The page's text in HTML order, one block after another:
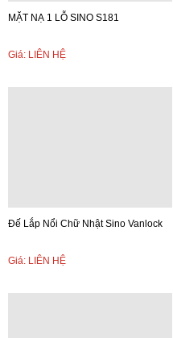
MẶT NẠ 1 LỖ SINO S181
Giá: LIÊN HỆ
Đế Lắp Nổi Chữ Nhật Sino Vanlock
Giá: LIÊN HỆ